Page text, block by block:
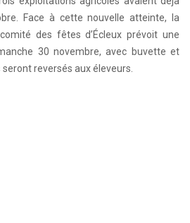
Face à cette nouvelle atteinte, la
des fêtes d’Écleux prévoit une
30 novembre, avec buvette et
reversés aux éleveurs.